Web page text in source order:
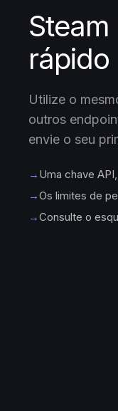
rápido
Utilize o
outros
envie o seu
→ Uma chave
→Os limites de
→Consulte o